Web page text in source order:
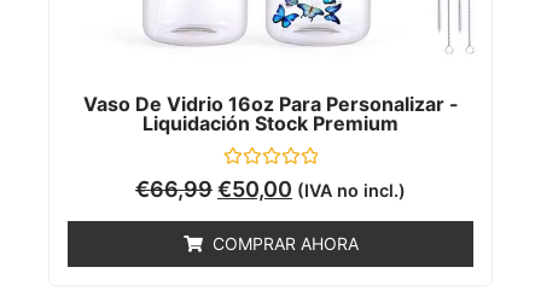
Vaso De Vidrio 16oz Para Personalizar -
Liquidación Stock Premium
Valorado
con
5
€66,99€50,00 (IVA no incl.)
COMPRAR AHORA